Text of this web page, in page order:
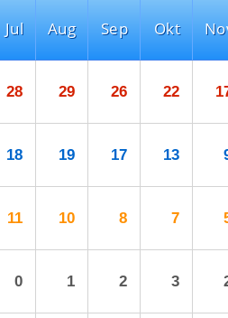
Jul
28
18
11
0
Aug
29
19
10
1
Sep
26
17
8
2
Okt
22
13
7
3